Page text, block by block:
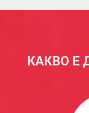
КАКВО Е